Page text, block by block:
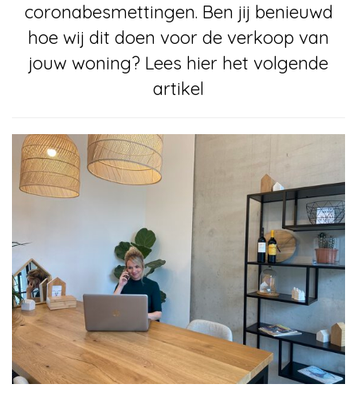
Aankoop
Over Slim
Nieuws
Contact
coronabesmettingen. Ben jij benieuwd
hoe wij dit doen voor de verkoop van
jouw woning? Lees hier het volgende
artikel